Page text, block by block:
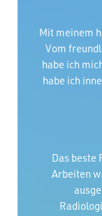
Mit meinem
Vom
habe ich
habe ich
Das beste
Arbeiten